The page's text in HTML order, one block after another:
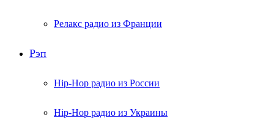
Релакс радио из Франции
Рэп
Hip-Hop радио из России
Hip-Hop радио из Украины